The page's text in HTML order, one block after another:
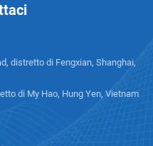
distretto di Fengxian, Shanghai,
di My Hao, Hung Yen, Vietnam